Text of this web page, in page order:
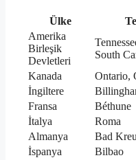
Ülke
Amerika
Birleşik
Devletleri
South
Kanada
Ontario,
İngiltere
Fransa
Béthune
İtalya
Roma
Almanya
Bad
İspanya
Bilbao